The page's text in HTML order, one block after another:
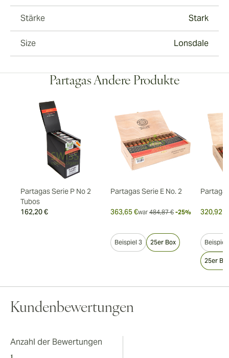
Stärke Stark
Size Lonsdale
Partagas Andere Produkte
Partagas Serie P No 2
Tubos
162,20 €
Partagas Serie E No. 2
363,65 €war 484,87 € -25%
Beispiel 3 25er Box
320,92 €
Beispiel
25er
Kundenbewertungen
Anzahl der Bewertungen